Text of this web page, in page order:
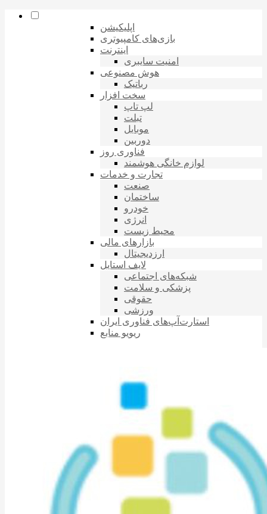
اپلیکیشن
بازی‌های کامپیوتری
اینترنت
امنیت سایبری
هوش مصنوعی
رباتیک
سخت افزار
لپ تاپ
تبلت
موبایل
دوربین
فناوری روز
لوازم خانگی هوشمند
تجارت و خدمات
صنعت
ساختمان
خودرو
انرژی
محیط زیست
بازارهای مالی
ارزدیجیتال
لایف استایل
شبکه‌های اجتماعی
پزشکی و سلامت
حقوقی
ورزشی
استارت‌آپ‌های فناوری ایران
ریویو منابع